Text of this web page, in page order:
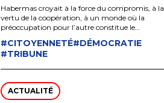
Habermas croyait à la force du compromis, à la
vertu de la coopération, à un monde où la
préoccupation pour l’autre constitue le
commandement suprême.
#CITOYENNETÉ#DÉMOCRATIE
#TRIBUNE
ACTUALITÉ